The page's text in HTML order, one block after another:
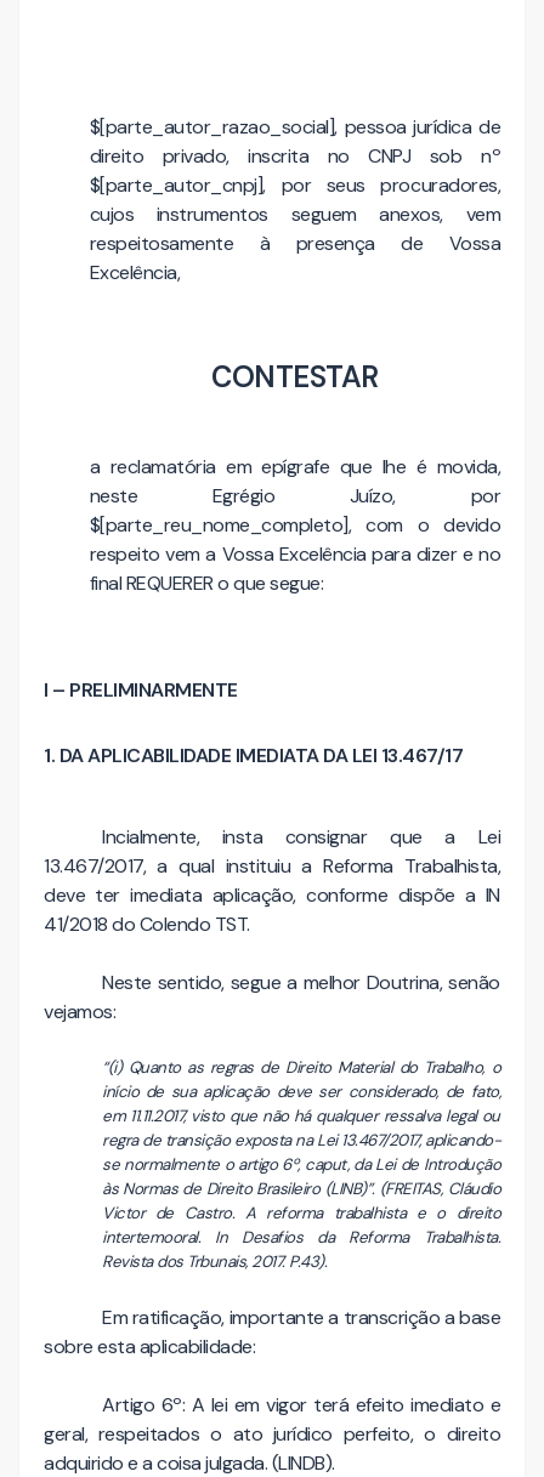
$[parte_autor_razao_social], pessoa jurídica de
direito privado, inscrita no CNPJ sob nº
$[parte_autor_cnpj], por seus procuradores,
cujos instrumentos seguem anexos, vem
respeitosamente à presença de Vossa
Excelência,
CONTESTAR
a reclamatória em epígrafe que lhe é movida,
neste Egrégio Juízo, por
$[parte_reu_nome_completo], com o devido
respeito vem a Vossa Excelência para dizer e no
final REQUERER o que segue:
I – PRELIMINARMENTE
1. DA APLICABILIDADE IMEDIATA DA LEI 13.467/17
Incialmente, insta consignar que a Lei
13.467/2017, a qual instituiu a Reforma Trabalhista,
deve ter imediata aplicação, conforme dispõe a IN
41/2018 do Colendo TST.
Neste sentido, segue a melhor Doutrina, senão
vejamos:
“(i) Quanto as regras de Direito Material do Trabalho, o
início de sua aplicação deve ser considerado, de fato,
em 11.11.2017, visto que não há qualquer ressalva legal ou
regra de transição exposta na Lei 13.467/2017, aplicando-
se normalmente o artigo 6º, caput, da Lei de Introdução
às Normas de Direito Brasileiro (LINB)”. (FREITAS, Cláudio
Victor de Castro. A reforma trabalhista e o direito
intertemooral. In Desafios da Reforma Trabalhista.
Revista dos Trbunais, 2017. P.43).
Em ratificação, importante a transcrição a base
sobre esta aplicabilidade:
Artigo 6º: A lei em vigor terá efeito imediato e
geral, respeitados o ato jurídico perfeito, o direito
adquirido e a coisa julgada. (LINDB).